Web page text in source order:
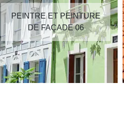
PEINTRE ET PEINTURE
DE FAÇADE 06